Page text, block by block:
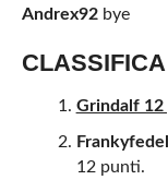
Andrex92bye
Grindalf 12
12 punti.